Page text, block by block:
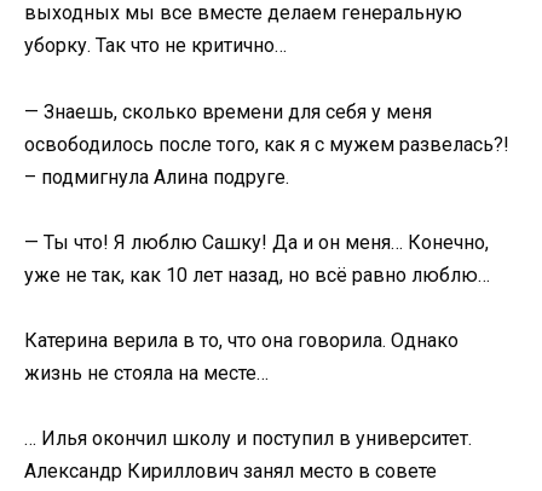
выходных мы все вместе делаем генеральную
уборку. Так что не критично…
— Знаешь, сколько времени для себя у меня
освободилось после того, как я с мужем развелась?!
– подмигнула Алина подруге.
— Ты что! Я люблю Сашку! Да и он меня… Конечно,
уже не так, как 10 лет назад, но всё равно люблю…
Катерина верила в то, что она говорила. Однако
жизнь не стояла на месте…
… Илья окончил школу и поступил в университет.
Александр Кириллович занял место в совете